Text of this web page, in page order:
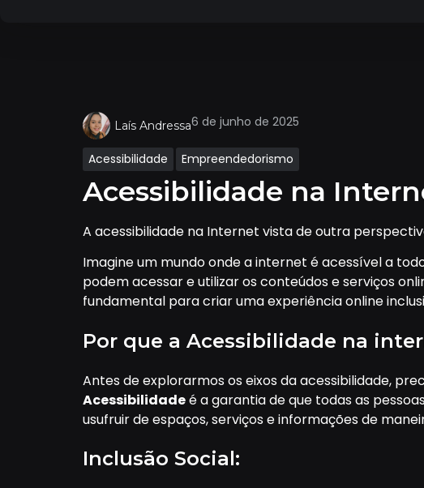
Laís Andressa6 de junho de 2025
Acessibilidade Empreendedorismo
Acessibilidade na
A acessibilidade na Internet vista de outra
Imagine um mundo onde a internet é acessível a
podem acessar e utilizar os conteúdos e serviços
fundamental para criar uma experiência online
Por que a Acessibilidade na
Antes de explorarmos os eixos da acessibilidade,
Acessibilidadeé a garantia de que todas as
usufruir de espaços, serviços e informações de
Inclusão Social: